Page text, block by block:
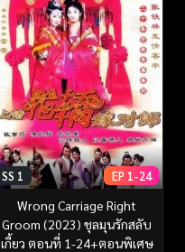
SS 1 EP 1-24
Wrong Carriage Right
Groom (2023) ชุลมุนรักสลับ
เกี้ยว ตอนที่ 1-24+ตอนพิเศษ